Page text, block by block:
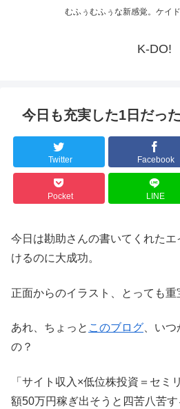
むふぅむふぅな新感覚。ケイ
K-DO!
今日も充実した1日だっ
Twitter Facebook
Pocket LINE
今日は勘助さんの書いてくれた
けるのに大成功。
正面からのイラスト、とっても重
あれ、ちょっと このブログ 、い
の？
「サイト収入×低位株投資＝セミ
額50万円稼ぎ出そうと四苦八苦